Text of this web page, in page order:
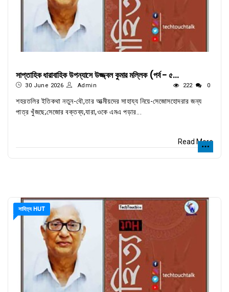
সাপ্তাহিক ধারাবাহিক উপন্যাসে উজ্জ্বল কুমার মল্লিক (পর্ব - ৫...
30 June 2026 Admin 222 0
শহরতলির ইতিকথা নতুন-বৌ,তার আত্মীয়দের সাহায্য নিয়ে-সেজোসহোদরার জন্য
পাত্র খুঁজছে;সেজোর বক্তব্য,যারা,ওকে এমএ পড়ার...
Read More
সাহিত্য HUT